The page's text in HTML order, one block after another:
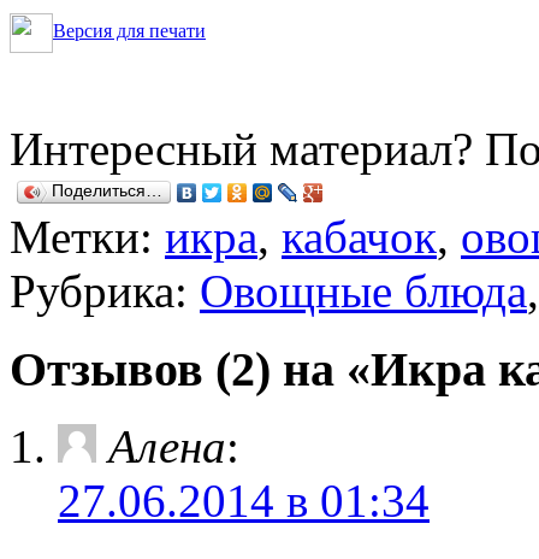
Версия для печати
Интересный материал?
Поделиться…
Метки: икра, кабачок,
Рубрика: Овощные блюда
Отзывов (2) на «Икра
Алена:
27.06.2014 в 01:34